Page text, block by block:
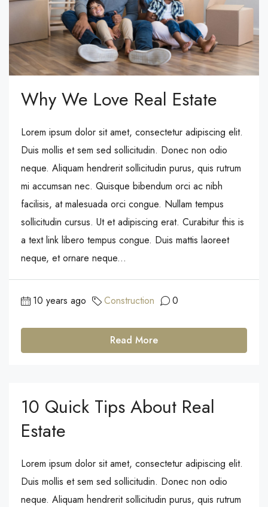
Why We Love Real Estate
Lorem ipsum dolor sit amet, consectetur adipiscing elit.
Duis mollis et sem sed sollicitudin. Donec non odio
neque. Aliquam hendrerit sollicitudin purus, quis rutrum
mi accumsan nec. Quisque bibendum orci ac nibh
facilisis, at malesuada orci congue. Nullam tempus
sollicitudin cursus. Ut et adipiscing erat. Curabitur this is
a text link libero tempus congue. Duis mattis laoreet
neque, et ornare neque...
10 years ago Construction 0
Read More
10 Quick Tips About Real
Estate
Lorem ipsum dolor sit amet, consectetur adipiscing elit.
Duis mollis et sem sed sollicitudin. Donec non odio
neque. Aliquam hendrerit sollicitudin purus, quis rutrum